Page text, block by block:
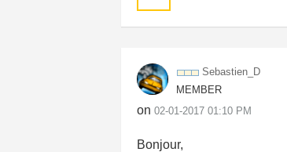
Sebastien_D
MEMBER
on ‎02-01-2017 01:10 PM
Bonjour,